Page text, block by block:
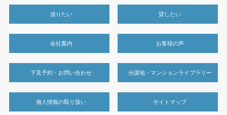
借りたい 貸したい
会社案内 お客様の声
下見予約・お問い合わせ 分譲地・マンションライブラリー
個人情報の取り扱い サイトマップ